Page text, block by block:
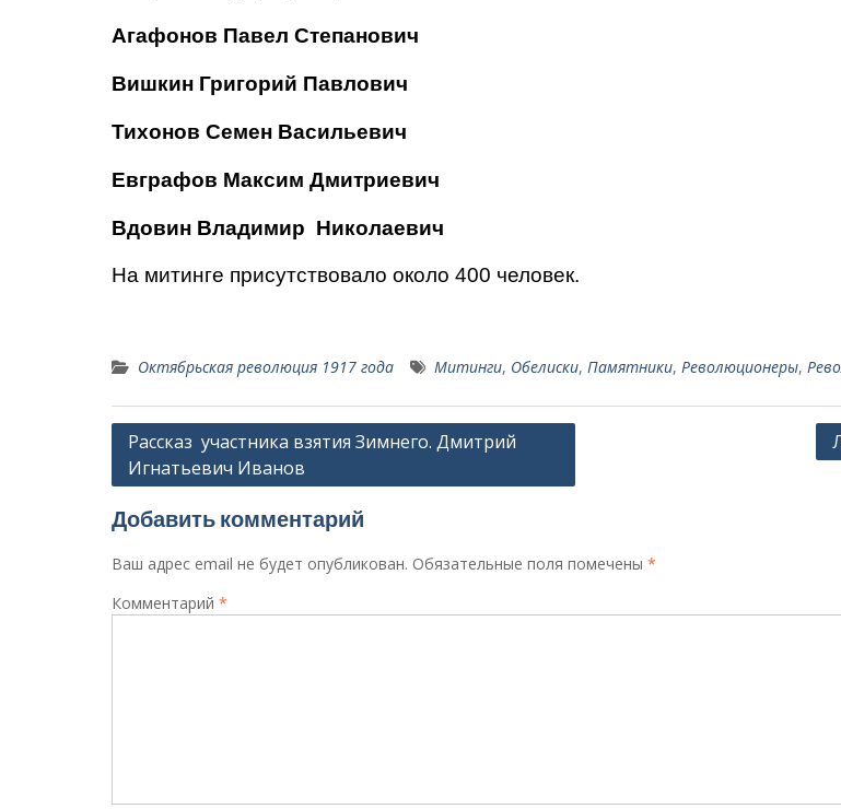
Агафонов Павел Степанович
Вишкин Григорий Павлович
Тихонов Семен Васильевич
Евграфов Максим Дмитрие­вич
Вдовин Владимир Николае­вич
На митинге присутствовало около 400 человек.
Октябрьская революция 1917 года Митинги, Обелиски, Памятники, Революционеры,
Навигация
по
записям
Рассказ участника взятия Зимнего. Дмитрий
Игнатьевич Иванов
Добавить комментарий
Ваш адрес email не будет опубликован. Обязательные поля помечены *
Комментарий *